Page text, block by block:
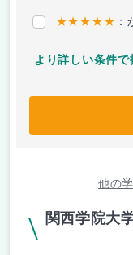
★★★★★
より詳しい条件で
他の
関西学院大